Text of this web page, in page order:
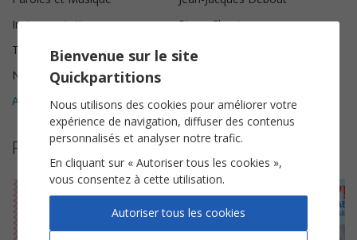
Instrumentation
Piano Chant
Tonalité
La majeur
Nombre de pages
Avis clients (3) 5
Plus de partitions de Chantal Goya
Bienvenue sur le site
Quickpartitions
Nous utilisons des cookies pour améliorer votre
expérience de navigation, diffuser des contenus
personnalisés et analyser notre trafic.
En cliquant sur « Autoriser tous les cookies »,
vous consentez à cette utilisation.
Autoriser tous les cookies